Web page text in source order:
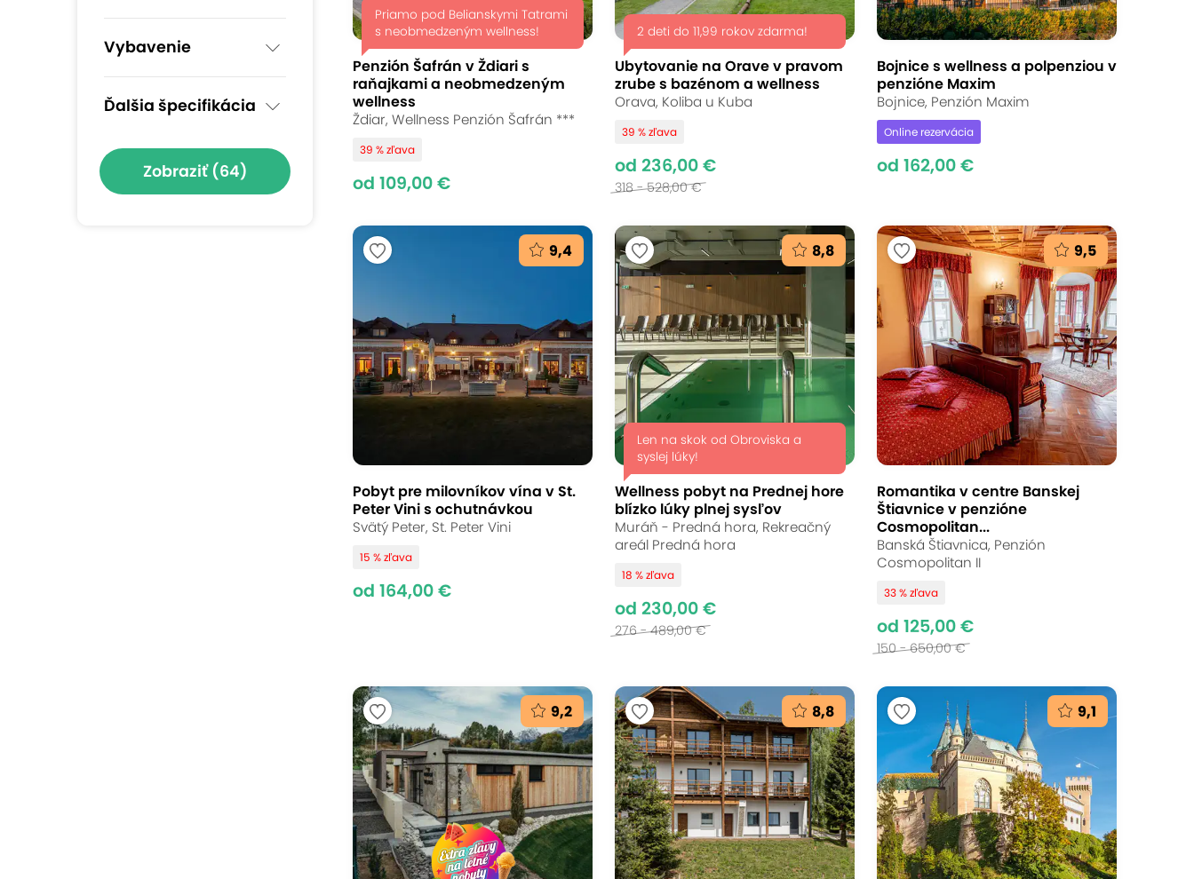
Vybavenie
Ďalšia špecifikácia
Zobraziť (64)
Priamo pod Belianskymi Tatrami
s neobmedzeným wellness!
Penzión Šafrán v Ždiari s
raňajkami a neobmedzeným
wellness
Ždiar, Wellness Penzión Šafrán ***
39 % zľava
od 109,00 €
2 deti do 11,99 rokov zdarma!
Ubytovanie na Orave v pravom
zrube s bazénom a wellness
Orava, Koliba u Kuba
39 % zľava
od 236,00 €
318 - 528,00 €
Bojnice s wellness a polpenziou v
penzióne Maxim
Bojnice, Penzión Maxim
Online rezervácia
od 162,00 €
9,4
Pobyt pre milovníkov vína v St.
Peter Vini s ochutnávkou
Svätý Peter, St. Peter Vini
15 % zľava
od 164,00 €
8,8
Len na skok od Obroviska a
syslej lúky!
Wellness pobyt na Prednej hore
blízko lúky plnej sysľov
Muráň - Predná hora, Rekreačný
areál Predná hora
18 % zľava
od 230,00 €
276 - 489,00 €
9,5
Romantika v centre Banskej
Štiavnice v penzióne
Cosmopolitan...
Banská Štiavnica, Penzión
Cosmopolitan II
33 % zľava
od 125,00 €
150 - 650,00 €
9,2 8,8 9,1